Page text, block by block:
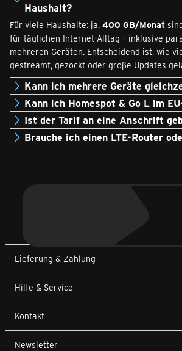
Haushalt?
Für viele Haushalte: ja. 400 GB/Monat
für täglichen Internet-Alltag – inklusive
mehreren Geräten. Entscheidend ist, wie
gestreamt, gezockt oder große Updates
Kann ich mehrere Geräte
Kann ich Homespot & Go L im
Ist der Tarif an eine Anschrift
Brauche ich einen LTE-Router
Lieferung & Zahlung
Hilfe & Service
Kontakt
Newsletter